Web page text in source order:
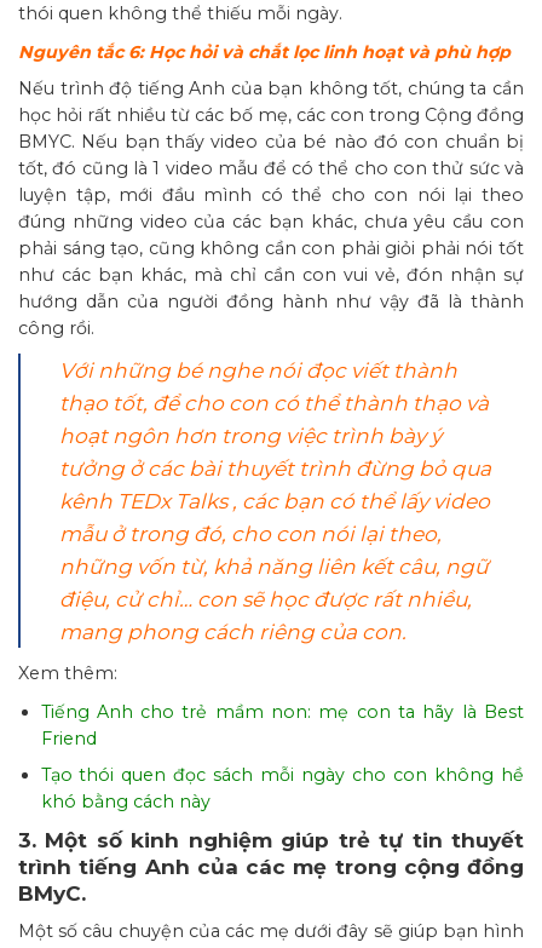
thói quen không thể thiếu mỗi ngày.
Nguyên tắc 6: Học hỏi và chắt lọc linh hoạt và phù hợp
Nếu trình độ tiếng Anh của bạn không tốt, chúng ta cần
học hỏi rất nhiều từ các bố mẹ, các con trong Cộng đồng
BMYC. Nếu bạn thấy video của bé nào đó con chuẩn bị
tốt, đó cũng là 1 video mẫu để có thể cho con thử sức và
luyện tập, mới đầu mình có thể cho con nói lại theo
đúng những video của các bạn khác, chưa yêu cầu con
phải sáng tạo, cũng không cần con phải giỏi phải nói tốt
như các bạn khác, mà chỉ cần con vui vẻ, đón nhận sự
hướng dẫn của người đồng hành như vậy đã là thành
công rồi.
Với những bé nghe nói đọc viết thành
thạo tốt, để cho con có thể thành thạo và
hoạt ngôn hơn trong việc trình bày ý
tưởng ở các bài thuyết trình đừng bỏ qua
kênh TEDx Talks , các bạn có thể lấy video
mẫu ở trong đó, cho con nói lại theo,
những vốn từ, khả năng liên kết câu, ngữ
điệu, cử chỉ… con sẽ học được rất nhiều,
mang phong cách riêng của con.
Xem thêm:
Tiếng Anh cho trẻ mầm non: mẹ con ta hãy là Best
Friend
Tạo thói quen đọc sách mỗi ngày cho con không hề
khó bằng cách này
3. Một số kinh nghiệm giúp trẻ tự tin thuyết
trình tiếng Anh của các mẹ trong cộng đồng
BMyC.
Một số câu chuyện của các mẹ dưới đây sẽ giúp bạn hình